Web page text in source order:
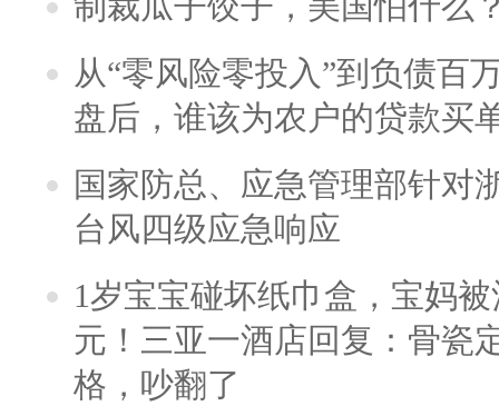
从“零风险零投入”到负债百
盘后，谁该为农户的贷款买
国家防总、应急管理部针对
台风四级应急响应
1岁宝宝碰坏纸巾盒，宝妈
元！三亚一酒店回复：骨瓷
格，吵翻了